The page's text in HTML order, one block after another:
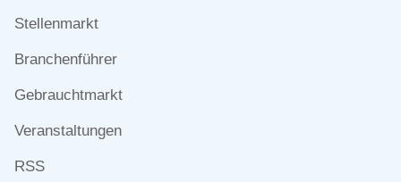
Stellenmarkt
Branchenführer
Gebrauchtmarkt
Veranstaltungen
RSS